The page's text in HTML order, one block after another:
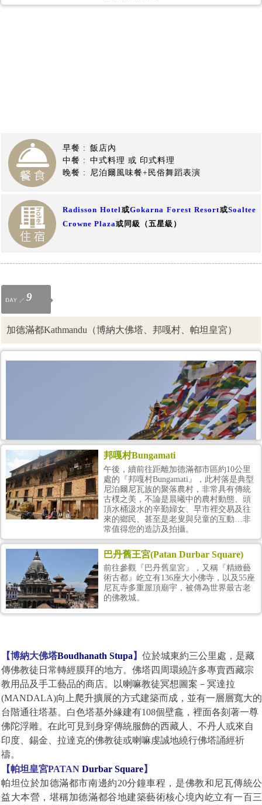
早餐 : 飯店內
中餐 : 中式料理 或 印式料理
晚餐 :
尼泊爾風味餐+民俗舞蹈表演
Radisson Hotel或Gokarna Forest Resort或Soaltee
Crowne Plaza或同級（五星級）
9
加德滿都Kathmandu（博納大佛塔、邦嘎村、帕坦皇宮）
博納大佛塔Boudhanath Stupa
享用豐盛的早餐後，前往參觀佛教密宗極重要的佛塔『博納大佛塔』
又稱小眼睛廟，是座充滿神話及可使您的心願得到庇佑完成的佛塔，
更是密宗傳往西藏的重要起源。續前往參觀『克提布Kirtipur』，位於
加德滿都西南方約6公里處，克提布最初建於12世紀，是馬拉王朝最後
要塞。在普里斯維納拉揚哈夏國王的長期恐怖圍攻之下，他終於在
莊、城區四周的城牆和最初的12座城門至今還保留著…
邦嘎村Bungamati
午後，續前往距離加德滿都市區約10公里
處的『邦嘎村Bungamati』，此村落是典型
尼泊爾尼瓦族的聚落農村，非常具有傳統
古樸之美，不論是晨曦中的農村動態、頭
頂水桶汲水的辛勤婦女、早市裡交易及往
來的鄉民、甚至是老叟與兒童的互動…非
常值得您的造訪及拍攝。
巴丹舊王宮(Patan Durbar Square)
前往參觀『巴丹舊皇宮』，又稱『精緻藝
術古都』屹立有136座大小佛寺，以及55座
尼瓦寺多重屋頂廟宇，被傳為世界最古老
的佛教城。
【博納大佛塔Boudhanath Stupa 】 位於城東約三公里 處，是藏
傳佛教徒日常轉經膜拜的地方。佛塔四周環繞許多專賣西藏宗
教用品及手工藝品的商店。以喇嘛教徒冥想圖案－冥達拉
(MANDALA)向上爬升擴展的方式建築而成，並有一層層寬大的
台階通往塔基。白色塔基外緣建有108個壁龕，裡面各刻著一尊
佛陀浮雕。在此可見到身穿傳統服飾的西藏人、不丹人或來自
印度、錫金、拉達克的佛教徒或喇嘛虔誠地繞行佛塔誦經祈
禱。
【帕坦皇宮PATAN Durbar Square】
帕坦位於加德滿都市南邊約20分鐘車程，是佛教和尼瓦傳統公
益大本營，堪稱加德滿都谷地建築藝術核心境內屹立有一百三